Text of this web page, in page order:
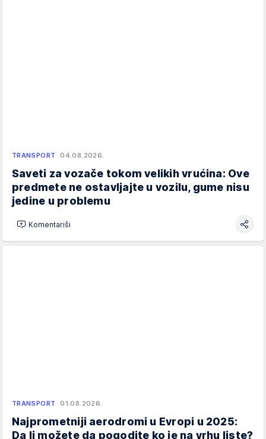
TRANSPORT 04.08.2026.
Saveti za vozače tokom velikih vrućina: Ove
predmete ne ostavljajte u vozilu, gume nisu
jedine u problemu
Komentariši
TRANSPORT 01.08.2026.
Najprometniji aerodromi u Evropi u 2025:
Da li možete da pogodite ko je na vrhu liste?